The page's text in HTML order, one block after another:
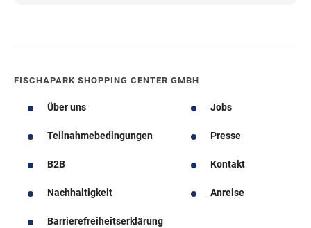
FISCHAPARK SHOPPING CENTER GMBH
Über uns Jobs
Teilnahmebedingungen Presse
B2B Kontakt
Nachhaltigkeit Anreise
Barrierefreiheitserklärung